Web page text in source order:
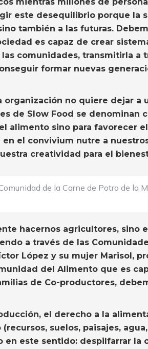
este desequilibrio porque la
también a las futuras.
es capaz de crear
comunidades, transmitirla a
formar nuevas
no quiere dejar a
de Slow Food se denominan
alimento sino para favorecer
el convivium nutre a
creatividad para el
de la Carne de Potro de la
hacernos agricultores, sino
a través de las
López y su mujer Marisol,
del Alimento que es
de Co-productores,
el derecho a la
suelos, paisajes,
este sentido: despilfarrar la